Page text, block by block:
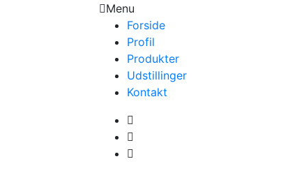
Menu
Forside
Profil
Produkter
Udstillinger
Kontakt